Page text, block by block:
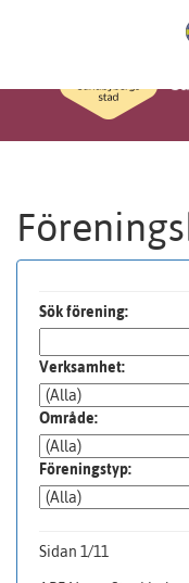
Sök förening:
Verksamhet:
Område:
Föreningstyp:
Sidan 1/11